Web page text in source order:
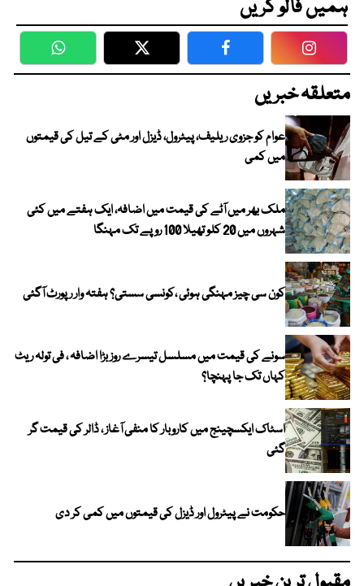
ہمیں فالو کریں
WhatsApp Twitter Facebook
متعلقہ خبریں
عوام کو جزوی ریلیف، پیٹرول، ڈیزل اور مٹی کے تیل کی قیمتوں
میں کمی
ملک بھر میں آٹے کی قیمت میں اضافہ، ایک ہفتے میں کئی
شہروں میں 20 کلو تھیلا 100 روپے تک مہنگا
کون سی چیز مہنگی ہوئی ،کونسی سستی؟ ہفتہ وار رپورٹ آگئی
سونے کی قیمت میں مسلسل تیسرے روز بڑا اضافہ ، فی تولہ ریٹ
کہاں تک جا پہنچا؟
اسٹاک ایکسچینج میں کاروبار کا منفی آغاز ، ڈالر کی قیمت گر
گئی
حکومت نے پیٹرول اور ڈیزل کی قیمتوں میں کمی کر دی